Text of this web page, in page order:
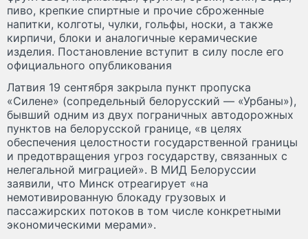
пиво, крепкие спиртные и прочие сброженные
напитки, колготы, чулки, гольфы, носки, а также
кирпичи, блоки и аналогичные керамические
изделия. Постановление вступит в силу после его
официального опубликования
Латвия 19 сентября закрыла пункт пропуска
«Силене» (сопредельный белорусский — «Урбаны»),
бывший одним из двух пограничных автодорожных
пунктов на белорусской границе, «в целях
обеспечения целостности государственной границы
и предотвращения угроз государству, связанных с
нелегальной миграцией». В МИД Белоруссии
заявили, что Минск отреагирует «на
немотивированную блокаду грузовых и
пассажирских потоков в том числе конкретными
экономическими мерами».